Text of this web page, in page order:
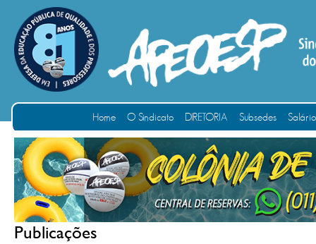
Home O Sindicato DIRETORIA Subsedes
Publicações